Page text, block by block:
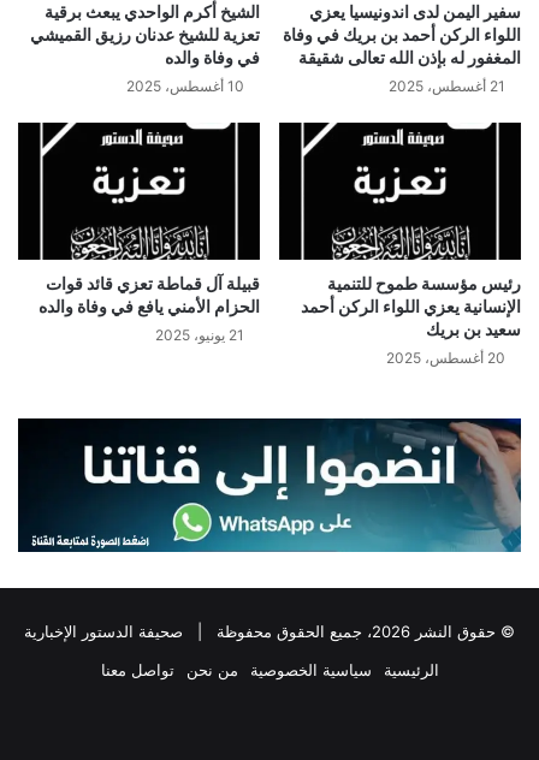
سفير اليمن لدى اندونيسيا يعزي
اللواء الركن أحمد بن بريك في وفاة
المغفور له بإذن الله تعالى شقيقة
21 أغسطس، 2025
الشيخ أكرم الواحدي يبعث برقية
تعزية للشيخ عدنان رزيق القميشي
في وفاة والده
10 أغسطس، 2025
رئيس مؤسسة طموح للتنمية
الإنسانية يعزي اللواء الركن أحمد
سعيد بن بريك
20 أغسطس، 2025
قبيلة آل قماطة تعزي قائد قوات
الحزام الأمني يافع في وفاة والده
21 يونيو، 2025
© حقوق النشر 2026، جميع الحقوق محفوظة |
صحيفة الدستور الإخبارية
الرئيسية
سياسية الخصوصية من نحن تواصل معنا